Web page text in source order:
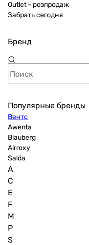
Outlet - розпродаж
Забрать сегодня
Бренд
Популярные бренды
Вентс
Awenta
Blauberg
Airroxy
Salda
A
C
E
F
M
P
S